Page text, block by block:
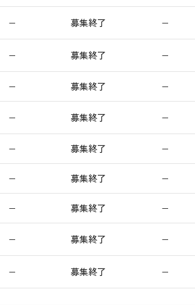
− 募集終了 −
− 募集終了 −
− 募集終了 −
− 募集終了 −
− 募集終了 −
− 募集終了 −
− 募集終了 −
− 募集終了 −
− 募集終了 −